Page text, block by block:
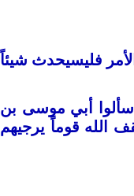
فليسيحدث شيئاً
سألوا أبي موسى بن
الله قوماً يرجيهم